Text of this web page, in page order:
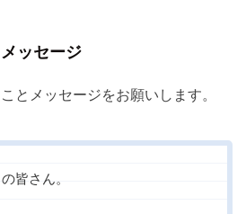
ッセージ
とメッセージをお願いします。
皆さん。